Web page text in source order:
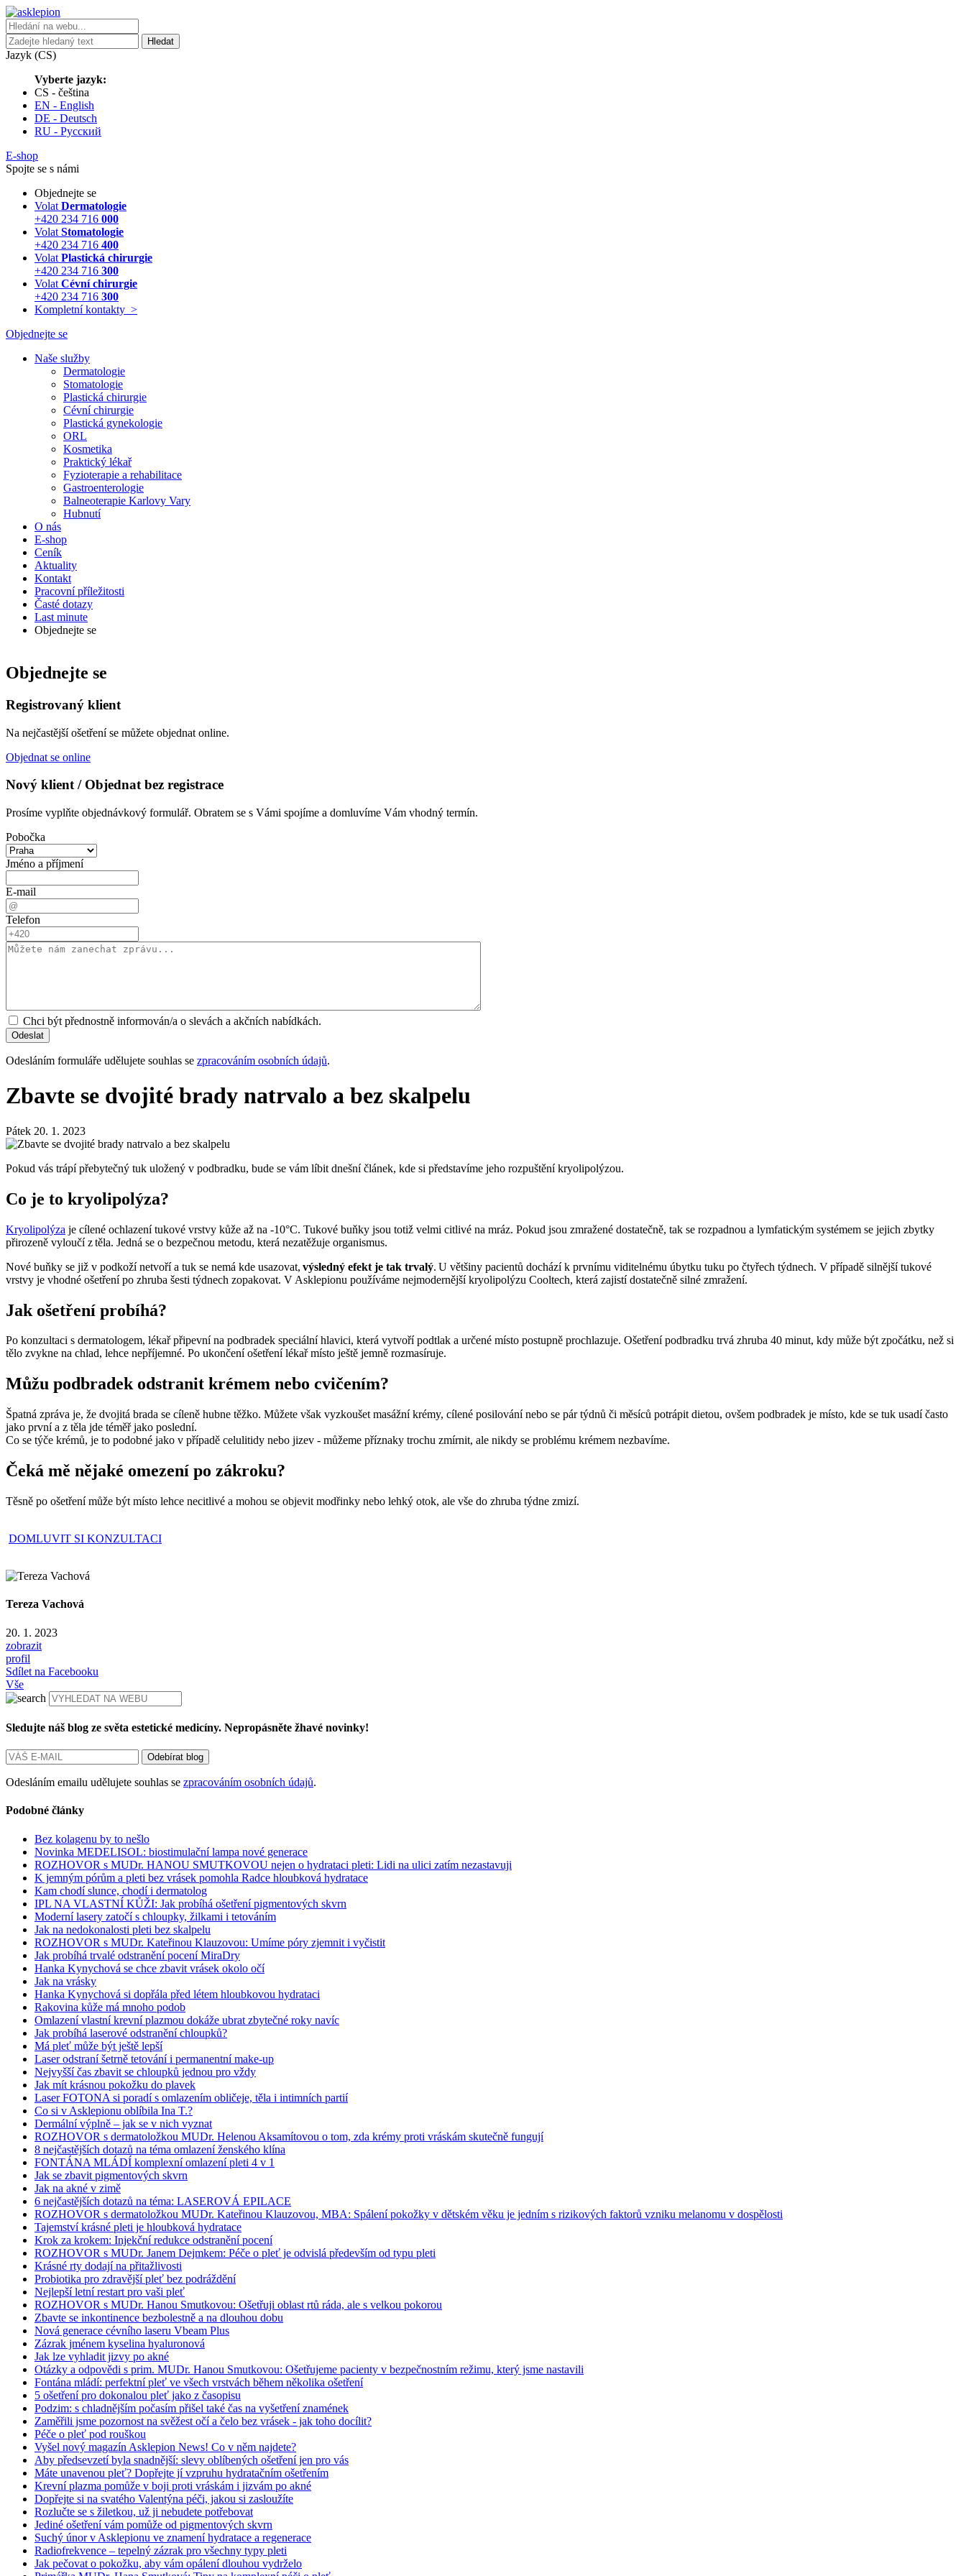
Hledat
Jazyk (CS)
Vyberte jazyk:
CS - čeština
EN - English
DE - Deutsch
RU - Русский
E-shop
Spojte se s námi
Objednejte se
Volat Dermatologie
+420 234 716 000
Volat Stomatologie
+420 234 716 400
Volat Plastická chirurgie
+420 234 716 300
Volat Cévní chirurgie
+420 234 716 300
Kompletní kontakty >
Objednejte se
Naše služby
Dermatologie
Stomatologie
Plastická chirurgie
Cévní chirurgie
Plastická gynekologie
ORL
Kosmetika
Praktický lékař
Fyzioterapie a rehabilitace
Gastroenterologie
Balneoterapie Karlovy Vary
Hubnutí
O nás
E-shop
Ceník
Aktuality
Kontakt
Pracovní příležitosti
Časté dotazy
Last minute
Objednejte se
Objednejte se
Registrovaný klient
Na nejčastější ošetření se můžete objednat online.
Objednat se online
Nový klient / Objednat bez registrace
Prosíme vyplňte objednávkový formulář. Obratem se s Vámi spojíme a domluvíme Vám vhodný termín.
Pobočka
Jméno a příjmení
E-mail
Telefon
Chci být přednostně informován/a o slevách a akčních nabídkách.
Odesláním formuláře udělujete souhlas se zpracováním osobních údajů.
Zbavte se dvojité brady natrvalo a bez skalpelu
Pátek 20. 1. 2023
Pokud vás trápí přebytečný tuk uložený v podbradku, bude se vám líbit dnešní článek, kde si představíme jeho rozpuštění kryolipolýzou.
Co je to kryolipolýza?
Kryolipolýza je cílené ochlazení tukové vrstvy kůže až na -10°C. Tukové buňky jsou totiž velmi citlivé na mráz. Pokud jsou zmražené dostatečně, tak se rozpadnou a lymfatickým systémem se jejich zbytky
přirozeně vyloučí z těla. Jedná se o bezpečnou metodu, která nezatěžuje organismus.
Nové buňky se již v podkoží netvoří a tuk se nemá kde usazovat, výsledný efekt je tak trvalý. U většiny pacientů dochází k prvnímu viditelnému úbytku tuku po čtyřech týdnech. V případě silnější tukové
vrstvy je vhodné ošetření po zhruba šesti týdnech zopakovat. V Asklepionu používáme nejmodernější kryolipolýzu Cooltech, která zajistí dostatečně silné zmražení.
Jak ošetření probíhá?
Po konzultaci s dermatologem, lékař připevní na podbradek speciální hlavici, která vytvoří podtlak a určené místo postupně prochlazuje. Ošetření podbradku trvá zhruba 40 minut, kdy může být zpočátku, než si
tělo zvykne na chlad, lehce nepříjemné. Po ukončení ošetření lékař místo ještě jemně rozmasíruje.
Můžu podbradek odstranit krémem nebo cvičením?
Špatná zpráva je, že dvojitá brada se cíleně hubne těžko. Můžete však vyzkoušet masážní krémy, cílené posilování nebo se pár týdnů či měsíců potrápit dietou, ovšem podbradek je místo, kde se tuk usadí často
jako první a z těla jde téměř jako poslední.
Co se týče krémů, je to podobné jako v případě celulitidy nebo jizev - můžeme příznaky trochu zmírnit, ale nikdy se problému krémem nezbavíme.
Čeká mě nějaké omezení po zákroku?
Těsně po ošetření může být místo lehce necitlivé a mohou se objevit modřinky nebo lehký otok, ale vše do zhruba týdne zmizí.
DOMLUVIT SI KONZULTACI
Tereza Vachová
20. 1. 2023
zobrazit
profil
Sdílet na Facebooku
Vše
Sledujte náš blog ze světa estetické medicíny. Nepropásněte žhavé novinky!
Odesláním emailu udělujete souhlas se zpracováním osobních údajů.
Podobné články
Bez kolagenu by to nešlo
Novinka MEDELISOL: biostimulační lampa nové generace
ROZHOVOR s MUDr. HANOU SMUTKOVOU nejen o hydrataci pleti: Lidi na ulici zatím nezastavuji
K jemným pórům a pleti bez vrásek pomohla Radce hloubková hydratace
Kam chodí slunce, chodí i dermatolog
IPL NA VLASTNÍ KŮŽI: Jak probíhá ošetření pigmentových skvrn
Moderní lasery zatočí s chloupky, žilkami i tetováním
Jak na nedokonalosti pleti bez skalpelu
ROZHOVOR s MUDr. Kateřinou Klauzovou: Umíme póry zjemnit i vyčistit
Jak probíhá trvalé odstranění pocení MiraDry
Hanka Kynychová se chce zbavit vrásek okolo očí
Jak na vrásky
Hanka Kynychová si dopřála před létem hloubkovou hydrataci
Rakovina kůže má mnoho podob
Omlazení vlastní krevní plazmou dokáže ubrat zbytečné roky navíc
Jak probíhá laserové odstranění chloupků?
Má pleť může být ještě lepší
Laser odstraní šetrně tetování i permanentní make-up
Nejvyšší čas zbavit se chloupků jednou pro vždy
Jak mít krásnou pokožku do plavek
Laser FOTONA si poradí s omlazením obličeje, těla i intimních partií
Co si v Asklepionu oblíbila Ina T.?
Dermální výplně – jak se v nich vyznat
ROZHOVOR s dermatoložkou MUDr. Helenou Aksamítovou o tom, zda krémy proti vráskám skutečně fungují
8 nejčastějších dotazů na téma omlazení ženského klína
FONTÁNA MLÁDÍ komplexní omlazení pleti 4 v 1
Jak se zbavit pigmentových skvrn
Jak na akné v zimě
6 nejčastějších dotazů na téma: LASEROVÁ EPILACE
ROZHOVOR s dermatoložkou MUDr. Kateřinou Klauzovou, MBA: Spálení pokožky v dětském věku je jedním s rizikových faktorů vzniku melanomu v dospělosti
Tajemství krásné pleti je hloubková hydratace
Krok za krokem: Injekční redukce odstranění pocení
ROZHOVOR s MUDr. Janem Dejmkem: Péče o pleť je odvislá především od typu pleti
Krásné rty dodají na přitažlivosti
Probiotika pro zdravější pleť bez podráždění
Nejlepší letní restart pro vaši pleť
ROZHOVOR s MUDr. Hanou Smutkovou: Ošetřuji oblast rtů ráda, ale s velkou pokorou
Zbavte se inkontinence bezbolestně a na dlouhou dobu
Nová generace cévního laseru Vbeam Plus
Zázrak jménem kyselina hyaluronová
Jak lze vyhladit jizvy po akné
Otázky a odpovědi s prim. MUDr. Hanou Smutkovou: Ošetřujeme pacienty v bezpečnostním režimu, který jsme nastavili
Fontána mládí: perfektní pleť ve všech vrstvách během několika ošetření
5 ošetření pro dokonalou pleť jako z časopisu
Podzim: s chladnějším počasím přišel také čas na vyšetření znamének
Zaměřili jsme pozornost na svěžest očí a čelo bez vrásek - jak toho docílit?
Péče o pleť pod rouškou
Vyšel nový magazín Asklepion News! Co v něm najdete?
Aby předsevzetí byla snadnější: slevy oblíbených ošetření jen pro vás
Máte unavenou pleť? Dopřejte jí vzpruhu hydratačním ošetřením
Krevní plazma pomůže v boji proti vráskám i jizvám po akné
Dopřejte si na svatého Valentýna péči, jakou si zasloužíte
Rozlučte se s žiletkou, už ji nebudete potřebovat
Jediné ošetření vám pomůže od pigmentových skvrn
Suchý únor v Asklepionu ve znamení hydratace a regenerace
Radiofrekvence – tepelný zázrak pro všechny typy pleti
Jak pečovat o pokožku, aby vám opálení dlouhou vydrželo